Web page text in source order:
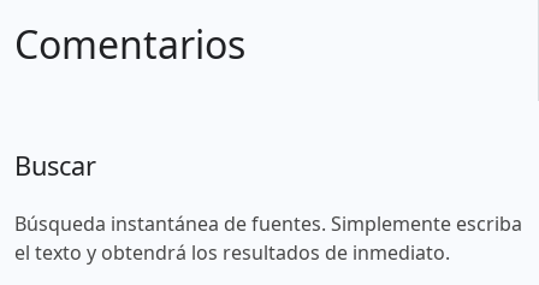
Comentarios
Buscar
Búsqueda instantánea de fuentes. Simplemente escriba
el texto y obtendrá los resultados de inmediato.